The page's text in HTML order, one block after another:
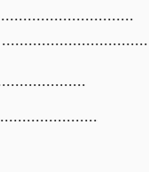
.................................